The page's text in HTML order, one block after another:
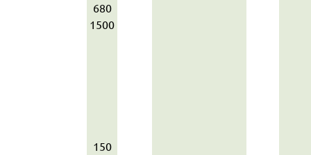
680
1500
150